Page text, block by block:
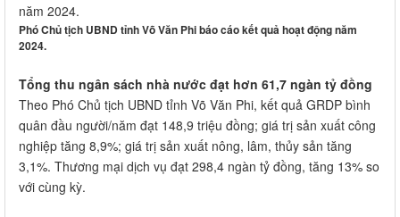
năm 2024.
Phó Chủ tịch UBND tỉnh Võ Văn Phi báo cáo kết quả hoạt động năm
2024.
Tổng thu ngân sách nhà nước đạt hơn 61,7 ngàn tỷ đồng
Theo Phó Chủ tịch UBND tỉnh Võ Văn Phi, kết quả GRDP bình
quân đầu người/năm đạt 148,9 triệu đồng; giá trị sản xuất công
nghiệp tăng 8,9%; giá trị sản xuất nông, lâm, thủy sản tăng
3,1%. Thương mại dịch vụ đạt 298,4 ngàn tỷ đồng, tăng 13% so
với cùng kỳ.